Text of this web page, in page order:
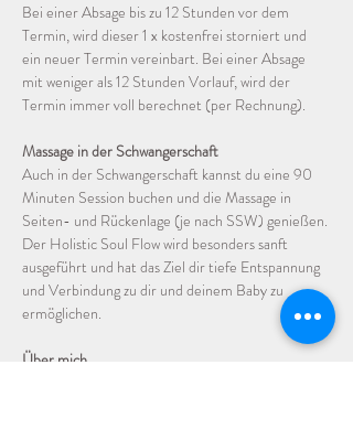
Bei einer Absage bis zu 12 Stunden vor dem
Termin, wird dieser 1 x kostenfrei storniert und
ein neuer Termin vereinbart. Bei einer Absage
mit weniger als 12 Stunden Vorlauf, wird der
Termin immer voll berechnet (per Rechnung).
Massage in der Schwangerschaft
Auch in der Schwangerschaft kannst du eine 90
Minuten Session buchen und die Massage in
Seiten- und Rückenlage (je nach SSW) genießen.
Der Holistic Soul Flow wird besonders sanft
ausgeführt und hat das Ziel dir tiefe Entspannung
und Verbindung zu dir und deinem Baby zu
ermöglichen.
Über mich